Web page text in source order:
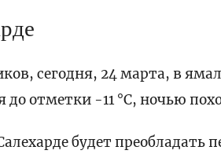
сегодня, 24 марта, в
отметки -11 °C, ночью
будет преобладать